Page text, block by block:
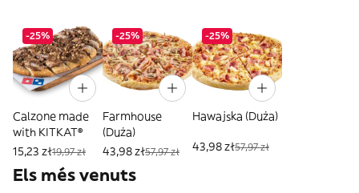
-25%
Calzone made
with KITKAT®
15,23 zł19,97 zł
-25%
Farmhouse
(Duża)
43,98 zł57,97 zł
-25%
Hawajska (Duża)
43,98 zł57,97 zł
Els més venuts